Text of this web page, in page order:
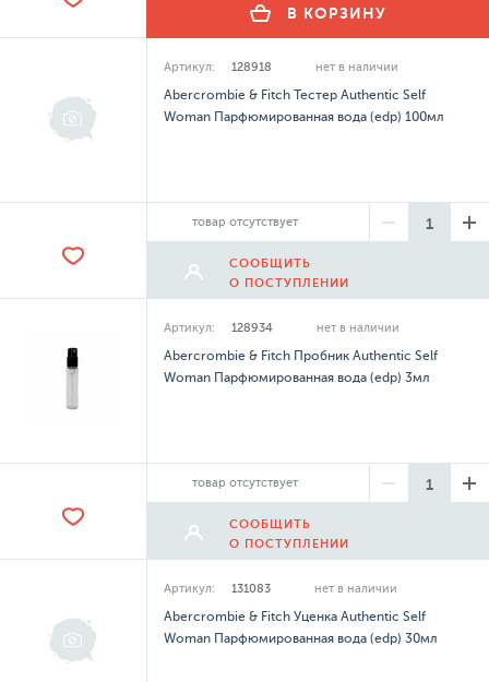
В КОРЗИНУ
Артикул: 128918 нет в наличии
Abercrombie & Fitch Тестер Authentic Self
Woman Парфюмированная вода (edp) 100мл
товар отсутствует
СООБЩИТЬ
О ПОСТУПЛЕНИИ
Артикул: 128934 нет в наличии
Abercrombie & Fitch Пробник Authentic Self
Woman Парфюмированная вода (edp) 3мл
товар отсутствует
СООБЩИТЬ
О ПОСТУПЛЕНИИ
Артикул: 131083 нет в наличии
Abercrombie & Fitch Уценка Authentic Self
Woman Парфюмированная вода (edp) 30мл